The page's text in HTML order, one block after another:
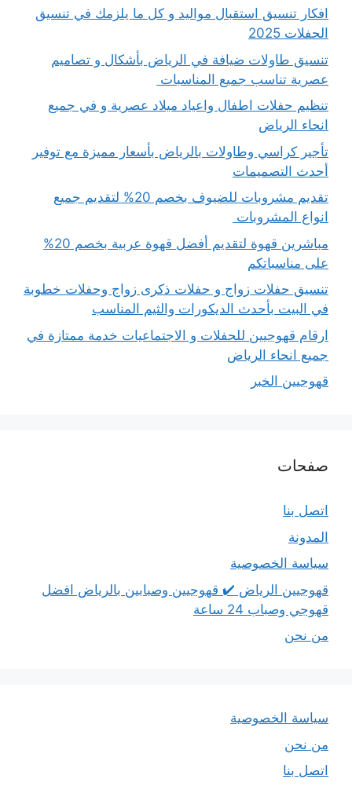
افكار تنسيق استقبال مواليد و كل ما يلزمك في تنسيق
الحفلات 2025
تنسيق طاولات ضيافة في الرياض بأشكال و تصاميم
عصرية تناسب جميع المناسبات
تنظيم حفلات اطفال واعياد ميلاد عصرية و في جميع
انحاء الرياض
تأجير كراسي وطاولات بالرياض بأسعار مميزة مع توفير
أحدث التصميمات
تقديم مشروبات للضيوف بخصم 20% لتقديم جميع
انواع المشروبات
مباشرين قهوة لتقديم أفضل قهوة عربية بخصم 20%
على مناسباتكم
تنسيق حفلات زواج و حفلات ذكرى زواج وحفلات خطوبة
في البيت بأحدث الديكورات والثيم المناسب
ارقام قهوجيين للحفلات و الاجتماعيات خدمة ممتازة في
جميع انحاء الرياض
قهوجيين الخبر
صفحات
اتصل بنا
المدونة
سياسة الخصوصية
قهوجيين الرياض ✔️ قهوجيين وصبابين بالرياض افضل
قهوجي وصباب 24 ساعة
من نحن
سياسة الخصوصية
من نحن
اتصل بنا